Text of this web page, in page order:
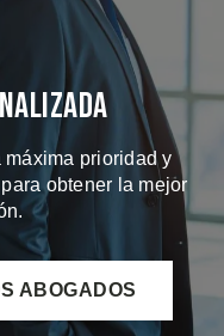
máxima prioridad y
obtener la mejor
ABOGADOS